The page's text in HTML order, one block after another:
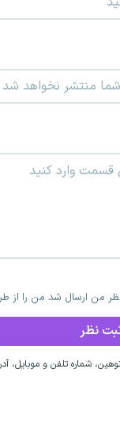
من ارسال شد من را از
شماره تلفن و موبایل،